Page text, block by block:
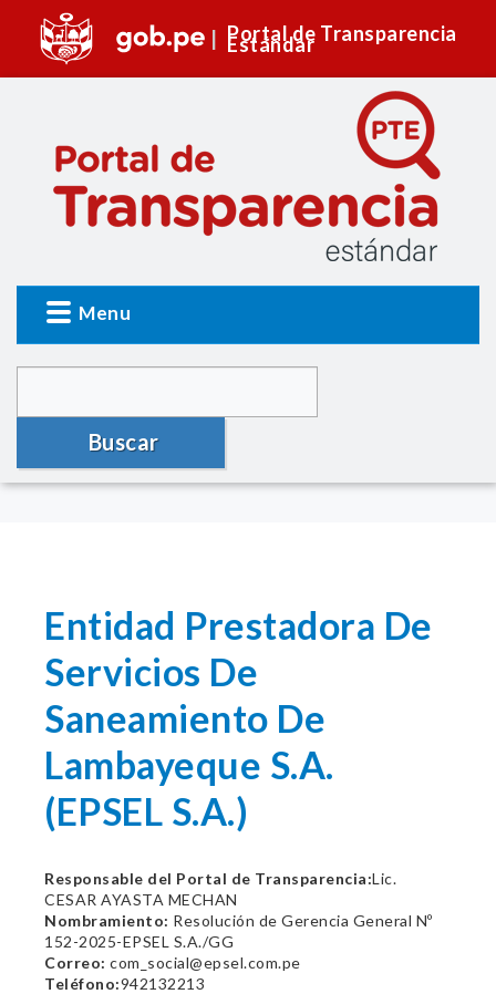
Portal de Transparencia
Estándar
Menu
Buscar
Entidad Prestadora De
Servicios De
Saneamiento De
Lambayeque S.A.
(EPSEL S.A.)
Responsable del Portal de Transparencia:Lic.
CESAR AYASTA MECHAN
Nombramiento: Resolución de Gerencia General Nº
152-2025-EPSEL S.A./GG
Correo: com_social@epsel.com.pe
Teléfono:942132213